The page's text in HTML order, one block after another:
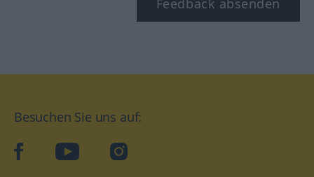
Feedback absenden
Besuchen Sie uns auf:
facebookYouTube Instagram